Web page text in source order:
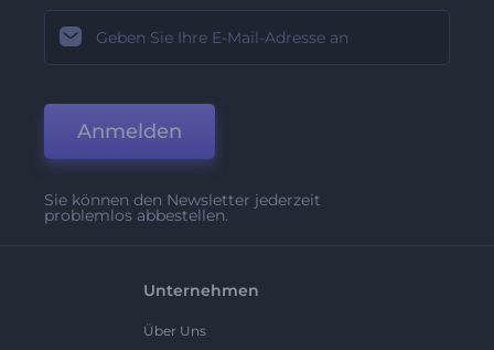
Anmelden
Sie können den Newsletter jederzeit
problemlos abbestellen.
Unternehmen
Über Uns